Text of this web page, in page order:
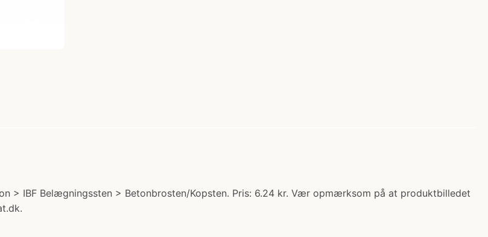
> IBF Belægningssten > Betonbrosten/Kopsten. Pris: 6.24 kr. Vær opmærksom på at produktbilledet